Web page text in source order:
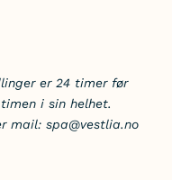
er 24 timer før
i sin helhet.
mail: spa@vestlia.no